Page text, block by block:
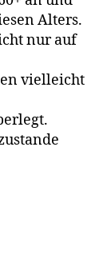
Alters.
nur auf
vielleicht